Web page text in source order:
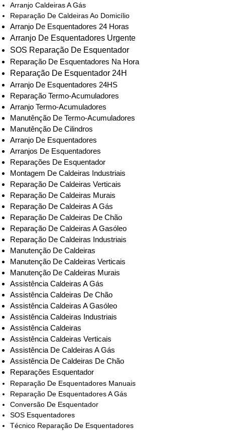
Arranjo Caldeiras A Gás
Reparação De Caldeiras Ao Domicílio
Arranjo De Esquentadores 24 Horas
Arranjo De Esquentadores Urgente
SOS Reparação De Esquentador
Reparação De Esquentadores Na Hora
Reparação De Esquentador 24H
Arranjo De Esquentadores 24HS
Reparação Termo-Acumuladores
Arranjo Termo-Acumuladores
Manutênção De Termo-Acumuladores
Manutênção De Cilindros
Arranjo De Esquentadores
Arranjos De Esquentadores
Reparações De Esquentador
Montagem De Caldeiras Industriais
Reparação De Caldeiras Verticais
Reparação De Caldeiras Murais
Reparação De Caldeiras A Gás
Reparação De Caldeiras De Chão
Reparação De Caldeiras A Gasóleo
Reparação De Caldeiras Industriais
Manutenção De Caldeiras
Manutenção De Caldeiras Verticais
Manutenção De Caldeiras Murais
Assistência Caldeiras A Gás
Assistência Caldeiras De Chão
Assistência Caldeiras A Gasóleo
Assistência Caldeiras Industriais
Assistência Caldeiras
Assistência Caldeiras Verticais
Assistência De Caldeiras A Gás
Assistência De Caldeiras De Chão
Reparações Esquentador
Reparação De Esquentadores Manuais
Reparação De Esquentadores A Gás
Conversão De Esquentador
SOS Esquentadores
Técnico Reparação De Esquentadores